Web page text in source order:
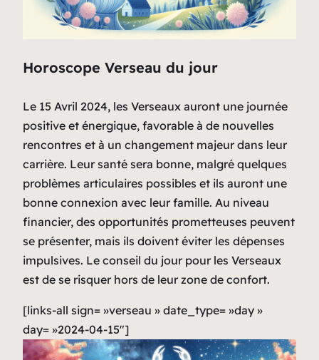
Horoscope Verseau du jour
Le 15 Avril 2024, les Verseaux auront une journée
positive et énergique, favorable à de nouvelles
rencontres et à un changement majeur dans leur
carrière. Leur santé sera bonne, malgré quelques
problèmes articulaires possibles et ils auront une
bonne connexion avec leur famille. Au niveau
financier, des opportunités prometteuses peuvent
se présenter, mais ils doivent éviter les dépenses
impulsives. Le conseil du jour pour les Verseaux
est de se risquer hors de leur zone de confort.
[links-all sign= »verseau » date_type= »day »
day= »2024-04-15″]